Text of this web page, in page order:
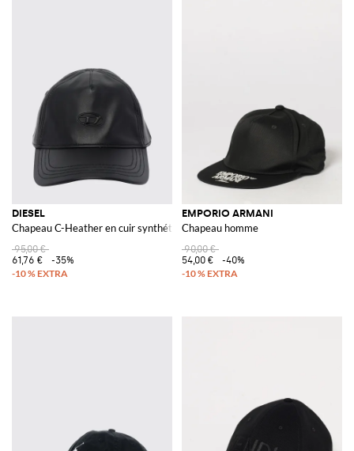
DIESEL
Chapeau C-Heather en cuir synthétique
95,00 €
61,76 €
-35%
EMPORIO ARMANI
Chapeau homme
90,00 €
54,00 €
-40%